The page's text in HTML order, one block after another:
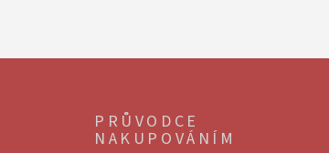
PRŮVODCE
NAKUPOVÁNÍM